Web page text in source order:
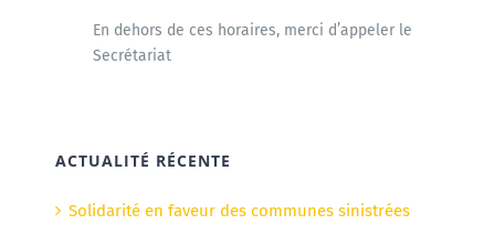
En dehors de ces horaires, merci d’appeler le
Secrétariat
ACTUALITÉ RÉCENTE
Solidarité en faveur des communes sinistrées